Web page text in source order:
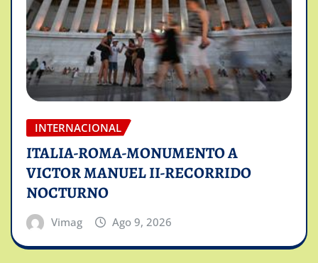
INTERNACIONAL
ITALIA-ROMA-MONUMENTO A
VICTOR MANUEL II-RECORRIDO
NOCTURNO
Vimag Ago 9, 2026